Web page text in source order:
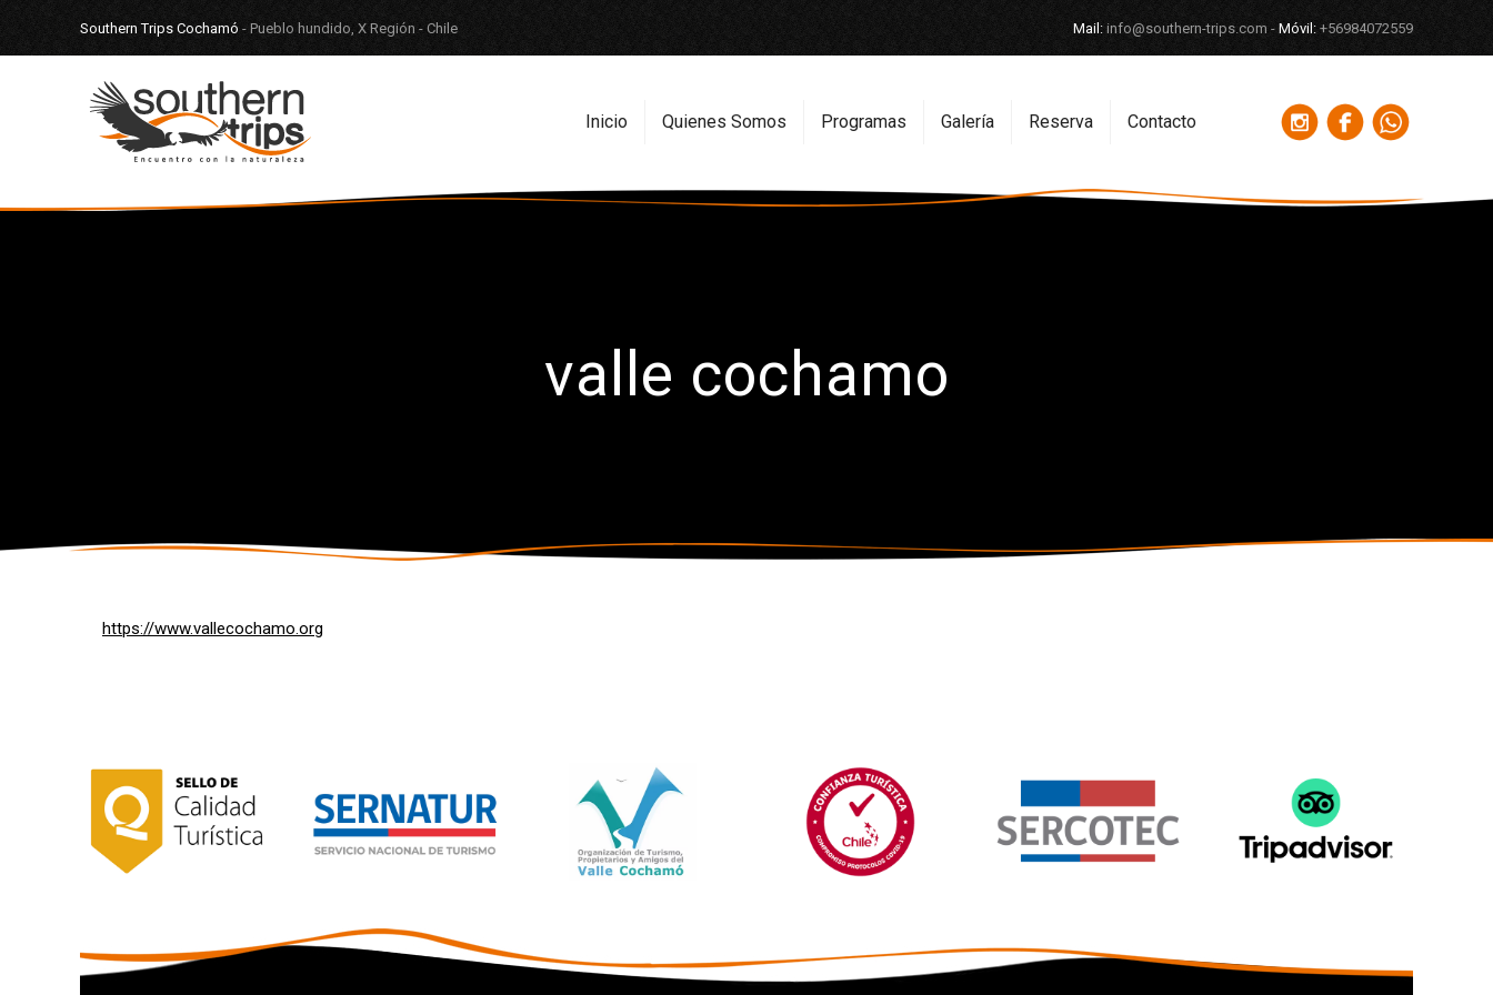
Southern Trips Cochamó - Pueblo hundido, X Región - Chile Mail: info@southern-trips.com - Móvil: +56984072559
Inicio Quienes Somos Programas Galería Reserva Contacto
valle cochamo
https://www.vallecochamo.org